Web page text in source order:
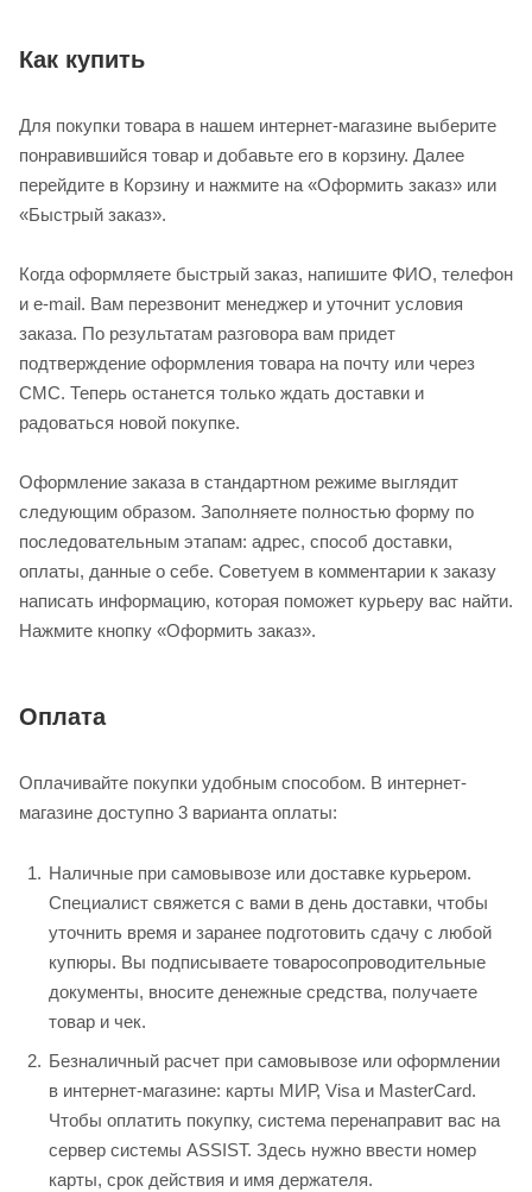
Как купить
Для покупки товара в нашем интернет-магазине выберите
понравившийся товар и добавьте его в корзину. Далее
перейдите в Корзину и нажмите на «Оформить заказ» или
«Быстрый заказ».
Когда оформляете быстрый заказ, напишите ФИО, телефон
и e-mail. Вам перезвонит менеджер и уточнит условия
заказа. По результатам разговора вам придет
подтверждение оформления товара на почту или через
СМС. Теперь останется только ждать доставки и
радоваться новой покупке.
Оформление заказа в стандартном режиме выглядит
следующим образом. Заполняете полностью форму по
последовательным этапам: адрес, способ доставки,
оплаты, данные о себе. Советуем в комментарии к заказу
написать информацию, которая поможет курьеру вас найти.
Нажмите кнопку «Оформить заказ».
Оплата
Оплачивайте покупки удобным способом. В интернет-
магазине доступно 3 варианта оплаты:
Наличные при самовывозе или доставке курьером.
Специалист свяжется с вами в день доставки, чтобы
уточнить время и заранее подготовить сдачу с любой
купюры. Вы подписываете товаросопроводительные
документы, вносите денежные средства, получаете
товар и чек.
Безналичный расчет при самовывозе или оформлении
в интернет-магазине: карты МИР, Visa и MasterCard.
Чтобы оплатить покупку, система перенаправит вас на
сервер системы ASSIST. Здесь нужно ввести номер
карты, срок действия и имя держателя.